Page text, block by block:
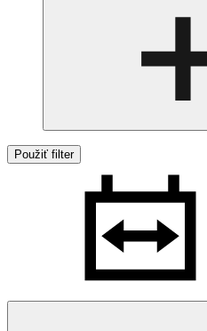
Použiť filter